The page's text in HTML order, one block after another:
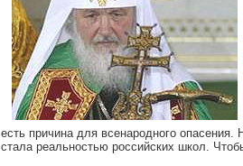
есть причина для всенародного
стала реальностью российских школ.